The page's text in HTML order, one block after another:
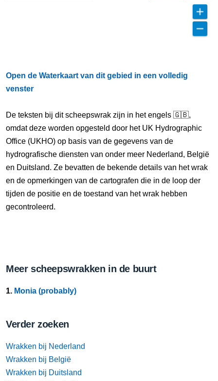
Open de Waterkaart van dit gebied in een volledig
venster
De teksten bij dit scheepswrak zijn in het engels 🇬🇧,
omdat deze worden opgesteld door het UK Hydrographic
Office (UKHO) op basis van de gegevens van de
hydrografische diensten van onder meer Nederland, België
en Duitsland. Ze bevatten de bekende details van het wrak
en de opmerkingen van de cartografen die in de loop der
tijden de positie en de toestand van het wrak hebben
gecontroleerd.
Meer scheepswrakken in de buurt
1. Monia (probably)
Verder zoeken
Wrakken bij Nederland
Wrakken bij België
Wrakken bij Duitsland